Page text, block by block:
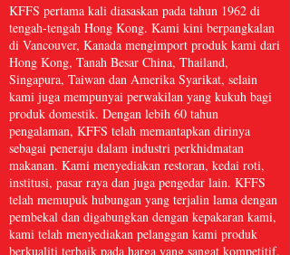
KFFS pertama kali diasaskan pada tahun 1962 di
tengah-tengah Hong Kong. Kami kini berpangkalan
di Vancouver, Kanada mengimport produk kami dari
Hong Kong, Tanah Besar China, Thailand,
Singapura, Taiwan dan Amerika Syarikat, selain
kami juga mempunyai perwakilan yang kukuh bagi
produk domestik. Dengan lebih 60 tahun
pengalaman, KFFS telah memantapkan dirinya
sebagai peneraju dalam industri perkhidmatan
makanan. Kami menyediakan restoran, kedai roti,
institusi, pasar raya dan juga pengedar lain. KFFS
telah memupuk hubungan yang terjalin lama dengan
pembekal dan digabungkan dengan kepakaran kami,
kami telah menyediakan pelanggan kami produk
berkualiti terbaik pada harga yang sangat kompetitif.